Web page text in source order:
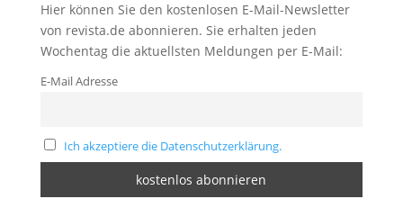
Hier können Sie den kostenlosen E-Mail-Newsletter
von revista.de abonnieren. Sie erhalten jeden
Wochentag die aktuellsten Meldungen per E-Mail:
E-Mail Adresse
Ich akzeptiere die Datenschutzerklärung.